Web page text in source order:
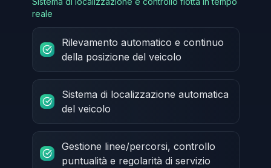
reale
Rilevamento automatico e continuo
della posizione del veicolo
Sistema di localizzazione automatica
del veicolo
Gestione linee/percorsi, controllo
puntualità e regolarità di servizio